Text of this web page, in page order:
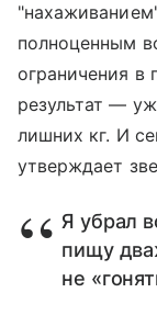
полноценным
ограничения в
результат —
лишних кг. И
утверждает
Я убрал
пищу
не